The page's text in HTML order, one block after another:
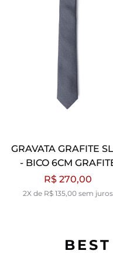
GRAVATA GRAFITE
- BICO 6CM
R$ 270,00
2X de R$ 135,00 sem juros